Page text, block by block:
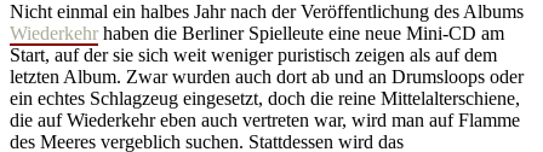
Nicht einmal ein halbes Jahr nach der Veröffentlichung des Albums
Wiederkehr haben die Berliner Spielleute eine neue Mini-CD am
Start, auf der sie sich weit weniger puristisch zeigen als auf dem
letzten Album. Zwar wurden auch dort ab und an Drumsloops oder
ein echtes Schlagzeug eingesetzt, doch die reine Mittelalterschiene,
die auf Wiederkehr eben auch vertreten war, wird man auf Flamme
des Meeres vergeblich suchen. Stattdessen wird das